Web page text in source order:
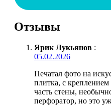
Отзывы
Ярик Лукьянов :
05.02.2026
Печатал фото на
плитка, с
часть стены,
перфоратор, но это